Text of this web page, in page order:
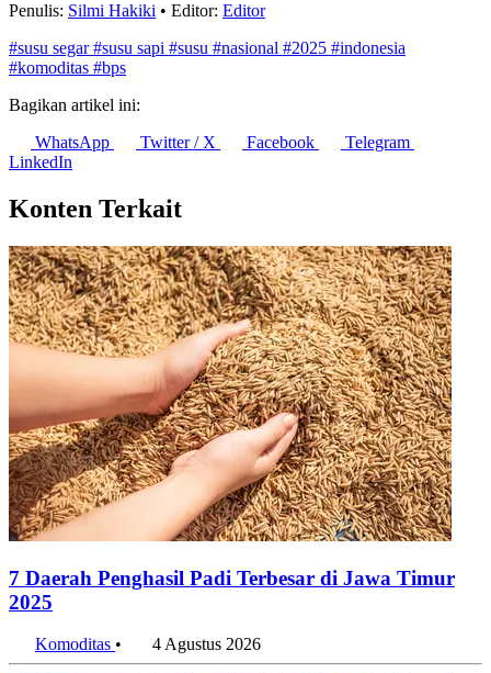
Penulis: Silmi Hakiki • Editor: Editor
#susu segar#susu sapi #susu #nasional #2025 #indonesia
#komoditas #bps
Bagikan artikel ini:
WhatsApp
Twitter / X Facebook
Telegram
LinkedIn
Konten Terkait
7 Daerah Penghasil Padi Terbesar di Jawa Timur
2025
Komoditas • 4 Agustus 2026